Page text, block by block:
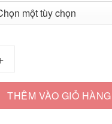
đến
THÊM VÀO GIỎ HÀNG